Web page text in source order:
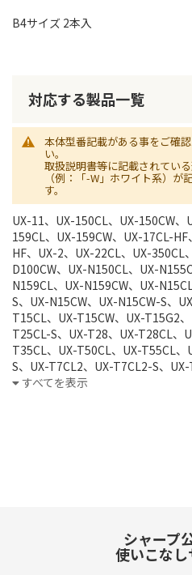
B4サイズ 2本入
対応する製品一覧
本体型番記載がある事をご確
い。
取扱説明書等に記載されてい
（例：「-W」ホワイト系）が
す。
UX-11、UX-150CL、UX-150CW
159CL、UX-159CW、UX-17CL-
HF、UX-2、UX-22CL、UX-350CL
D100CW、UX-N150CL、UX-
N159CL、UX-N159CW、UX-
S、UX-N15CW、UX-N15CW-S、
T15CL、UX-T15CW、UX-T15G2
T25CL-S、UX-T28、UX-T28CL、
T35CL、UX-T50CL、UX-T55CL
S、UX-T7CL2、UX-T7CL2-S、
TJ2CL、UX-W2000
すべてを表示
シャープ
使いこなし